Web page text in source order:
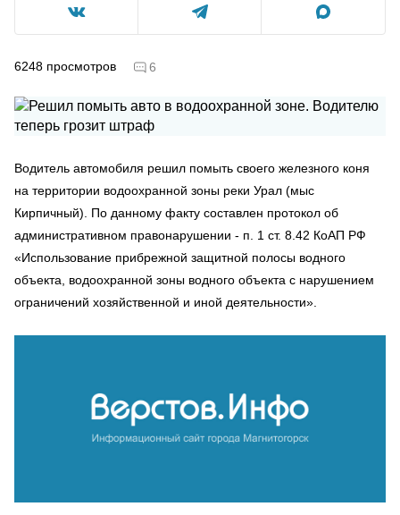
6248 просмотров 6
Водитель автомобиля решил помыть своего железного коня
на территории водоохранной зоны реки Урал (мыс
Кирпичный). По данному факту составлен протокол об
административном правонарушении - п. 1 ст. 8.42 КоАП РФ
«Использование прибрежной защитной полосы водного
объекта, водоохранной зоны водного объекта с нарушением
ограничений хозяйственной и иной деятельности».